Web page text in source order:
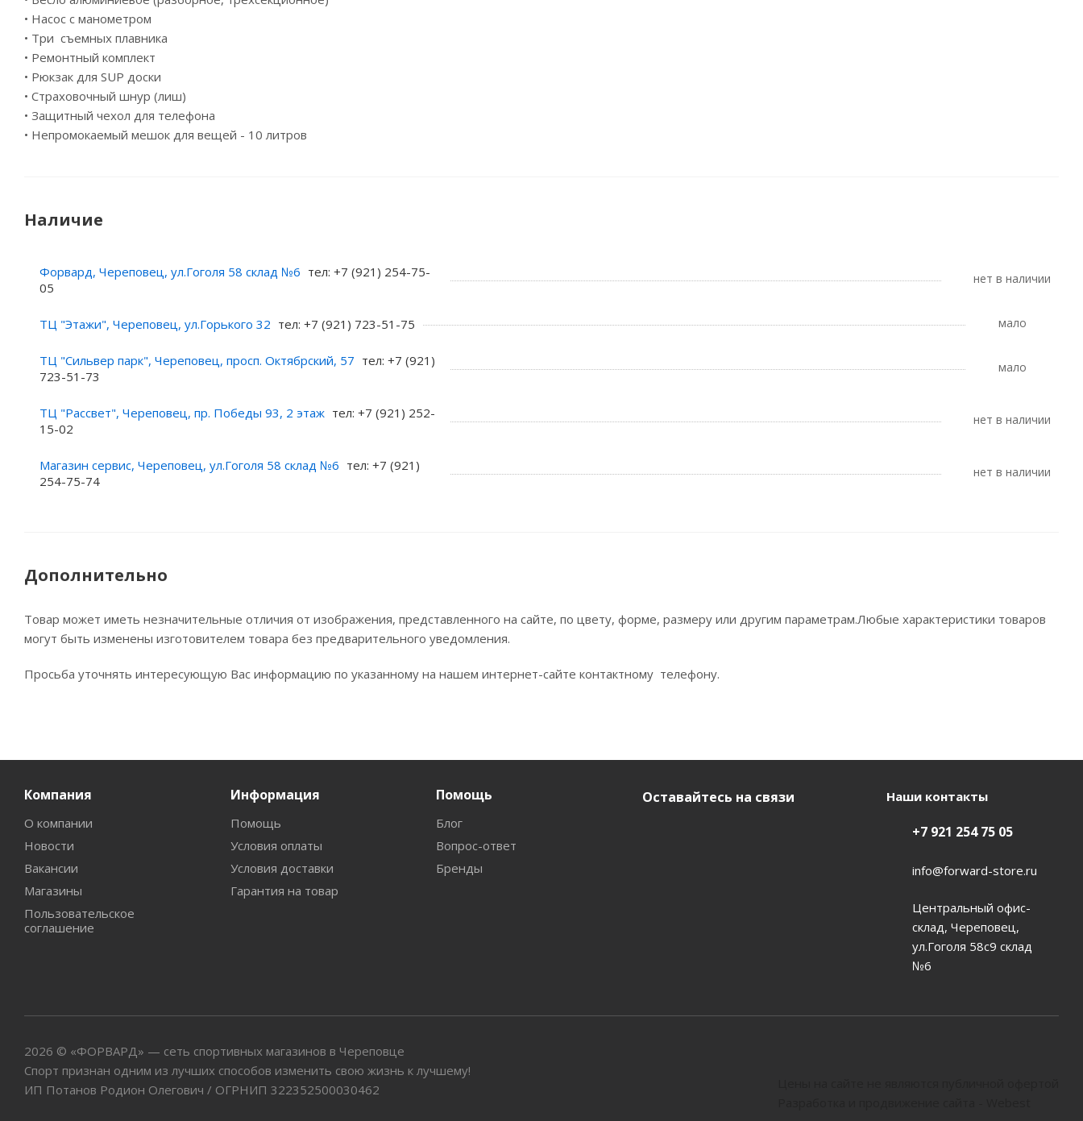
• Насос с манометром
• Три съемных плавника
• Ремонтный комплект
• Рюкзак для SUP доски
• Страховочный шнур (лиш)
• Защитный чехол для телефона
• Непромокаемый мешок для вещей - 10 литров
Наличие
Форвард, Череповец, ул.Гоголя 58 склад №6 тел: +7 (921) 254-75-
05
Нет в наличии
ТЦ "Этажи", Череповец, ул.Горького 32 тел: +7 (921) 723-51-75 Мало
ТЦ "Сильвер парк", Череповец, просп. Октябрский, 57 тел: +7 (921)
723-51-73
Мало
ТЦ "Рассвет", Череповец, пр. Победы 93, 2 этаж тел: +7 (921) 252-
15-02
Нет в наличии
Магазин сервис, Череповец, ул.Гоголя 58 склад №6 тел: +7 (921)
254-75-74
Нет в наличии
Дополнительно
Товар может иметь незначительные отличия от изображения, представленного на сайте, по цвету, форме, размеру или другим параметрам.Любые характеристики товаров
могут быть изменены изготовителем товара без предварительного уведомления.
Просьба уточнять интересующую Вас информацию по указанному на нашем интернет-сайте контактному телефону.
Компания
О компании
Новости
Вакансии
Магазины
Пользовательское
соглашение
Информация
Помощь
Условия оплаты
Условия доставки
Гарантия на товар
Помощь
Блог
Вопрос-ответ
Бренды
Оставайтесь на связи Наши контакты
+7 921 254 75 05
info@forward-store.ru
Центральный офис-
склад, Череповец,
ул.Гоголя 58с9 склад
№6
2026 © «ФОРВАРД» — сеть спортивных магазинов в Череповце
Спорт признан одним из лучших способов изменить свою жизнь к лучшему!
ИП Потанов Родион Олегович / ОГРНИП 322352500030462